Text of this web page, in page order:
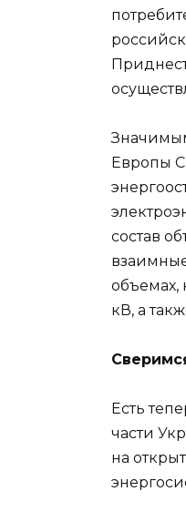
Европы
состав
кВ, а
Есть
части
на